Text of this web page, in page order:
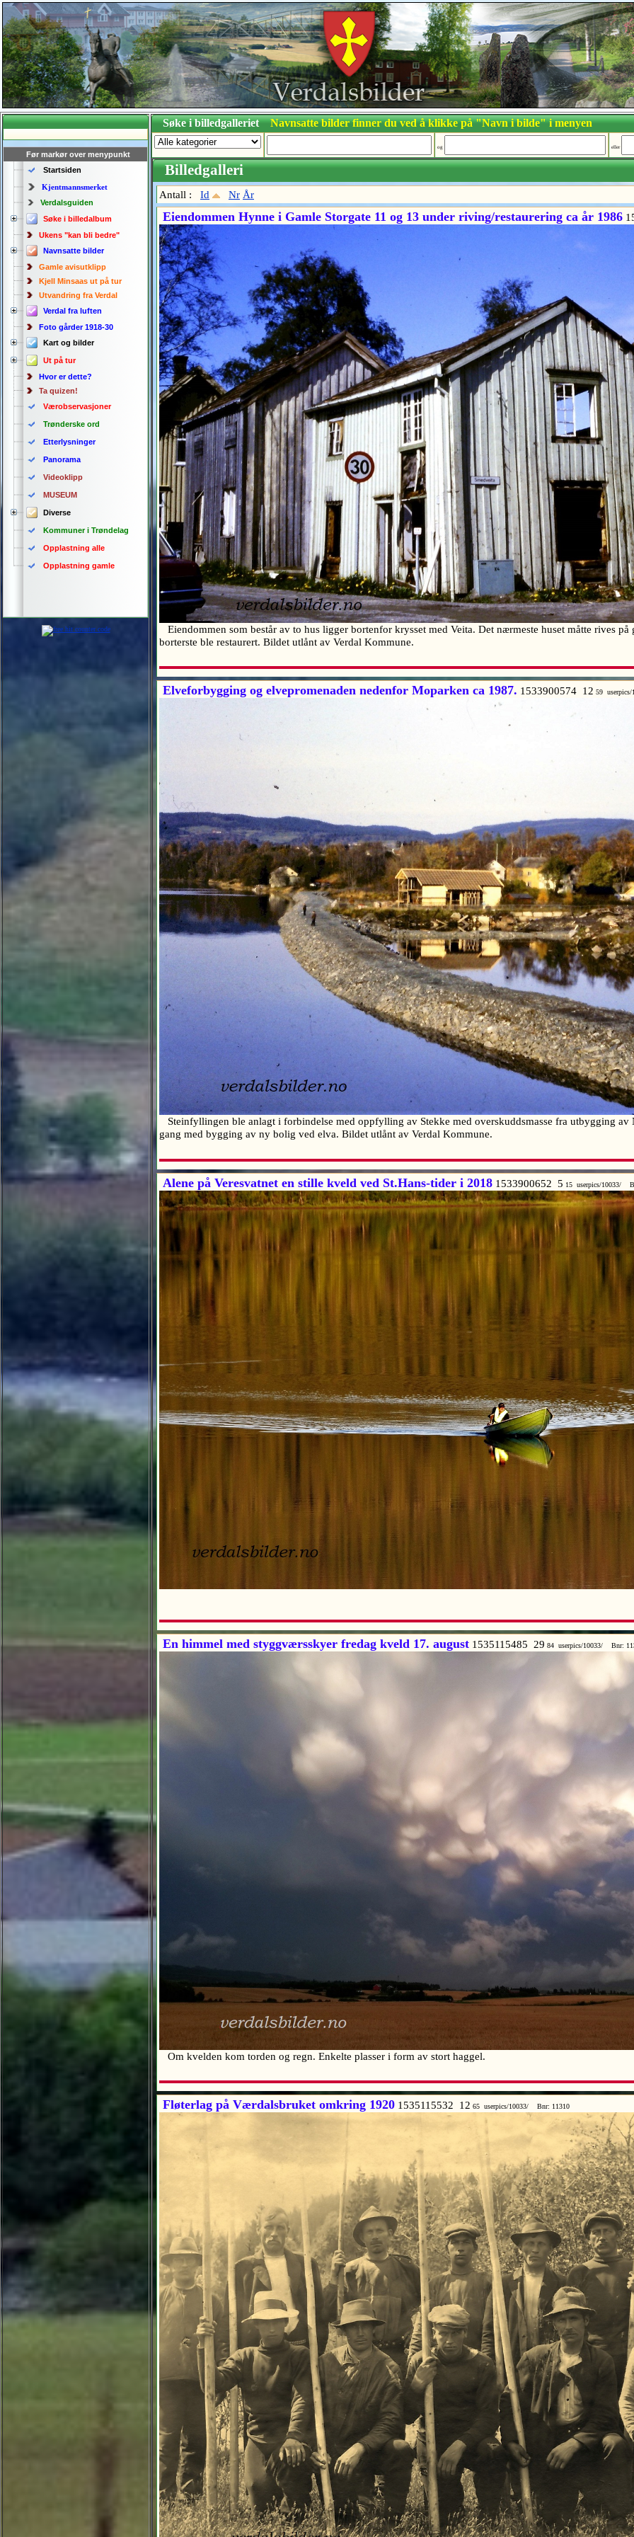
Før markør over menypunkt
Startsiden
Kjentmannsmerket
Verdalsguiden
Søke i billedalbum
Ukens "kan bli bedre"
Navnsatte bilder
Gamle avisutklipp
Kjell Minsaas ut på tur
Utvandring fra Verdal
Verdal fra luften
Foto gårder 1918-30
Kart og bilder
Ut på tur
Hvor er dette?
Ta quizen!
Værobservasjoner
Trønderske ord
Etterlysninger
Panorama
Videoklipp
MUSEUM
Diverse
Kommuner i Trøndelag
Opplastning alle
Opplastning gamle
Søke i billedgallerietNavnsatte bilder finner du ved å klikke på "Navn i bilde" i menyen
og eller
Billedgalleri
Antall : Id Nr År
Eiendommen Hynne i Gamle Storgate 11 og 13 under riving/restaurering ca år 1986
Eiendommen som består av to hus ligger bortenfor krysset med Veita. Det nærmeste huset måtte rives
borterste ble restaurert. Bildet utlånt av Verdal Kommune.
Elveforbygging og elvepromenaden nedenfor Moparken ca 1987. 1533900574 12 59
Steinfyllingen ble anlagt i forbindelse med oppfylling av Stekke med overskuddsmasse fra utbygging
gang med bygging av ny bolig ved elva. Bildet utlånt av Verdal Kommune.
Alene på Veresvatnet en stille kveld ved St.Hans-tider i 2018 1533900652 5 15 userpics/10033/
En himmel med styggværsskyer fredag kveld 17. august 1535115485 29 84 userpics/10033/ Bnr:
Om kvelden kom torden og regn. Enkelte plasser i form av stort haggel.
Fløterlag på Værdalsbruket omkring 1920 1535115532 12 65 userpics/10033/ Bnr: 11310